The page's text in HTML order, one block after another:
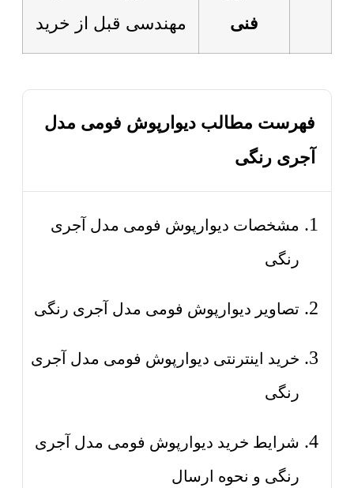
فنی
مهندسی قبل از خرید
فهرست مطالب دیوارپوش فومی مدل
آجری رنگی
مشخصات دیوارپوش فومی مدل آجری
رنگی
تصاویر دیوارپوش فومی مدل آجری رنگی
خرید اینترنتی دیوارپوش فومی مدل آجری
رنگی
شرایط خرید دیوارپوش فومی مدل آجری
رنگی و نحوه ارسال